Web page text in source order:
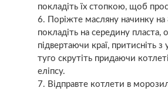
покладіть їх стопкою, щоб
Поріжте масляну начинку на
покладіть на середину пласта,
підвертаючи краї, притисніть з
туго скрутіть придаючи
еліпсу.
Відправте котлети в